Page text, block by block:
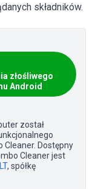
składników.
złośliwego
Android
został
Cleaner. Dostępny
Cleaner jest
, spółkę